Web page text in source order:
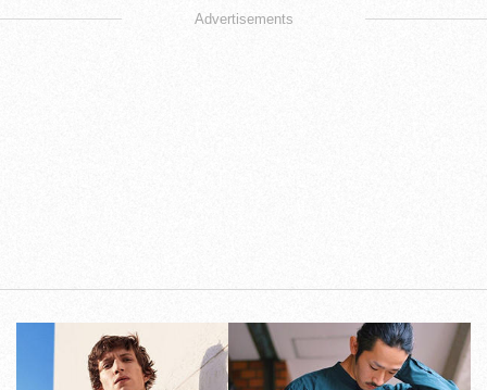
Advertisements